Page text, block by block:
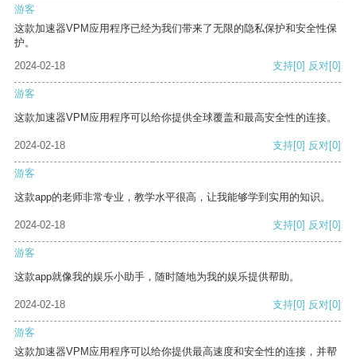
游客
这款加速器VPM应用程序已经为我们带来了无限的隐私保护和安全性保
护。
2024-02-18
支持[0] 反对[0]
游客
这款加速器VPM应用程序可以给你提供全球覆盖和最高安全性的连接。
2024-02-18 支持[0] 反对[0]
游客
这款app的老师非常专业，教学水平很高，让我能够学到实用的知识。
2024-02-18 支持[0] 反对[0]
游客
这款app就像我的娱乐小助手，随时随地为我的娱乐提供帮助。
2024-02-18 支持[0] 反对[0]
游客
这款加速器VPM应用程序可以给你提供最高速度和安全性的连接，并帮